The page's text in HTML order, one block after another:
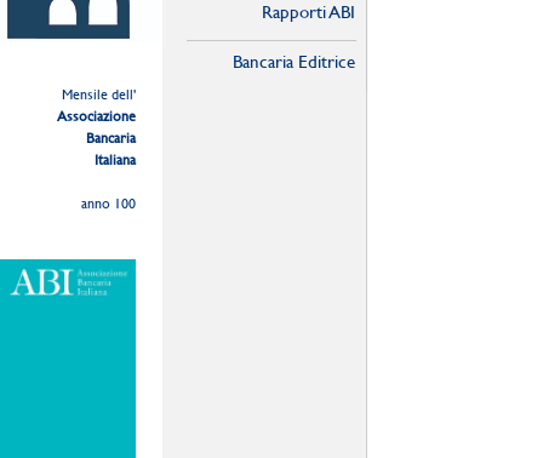
Mensile dell'
Associazione
Bancaria
Italiana
anno 100
Rapporti ABI
Bancaria Editrice